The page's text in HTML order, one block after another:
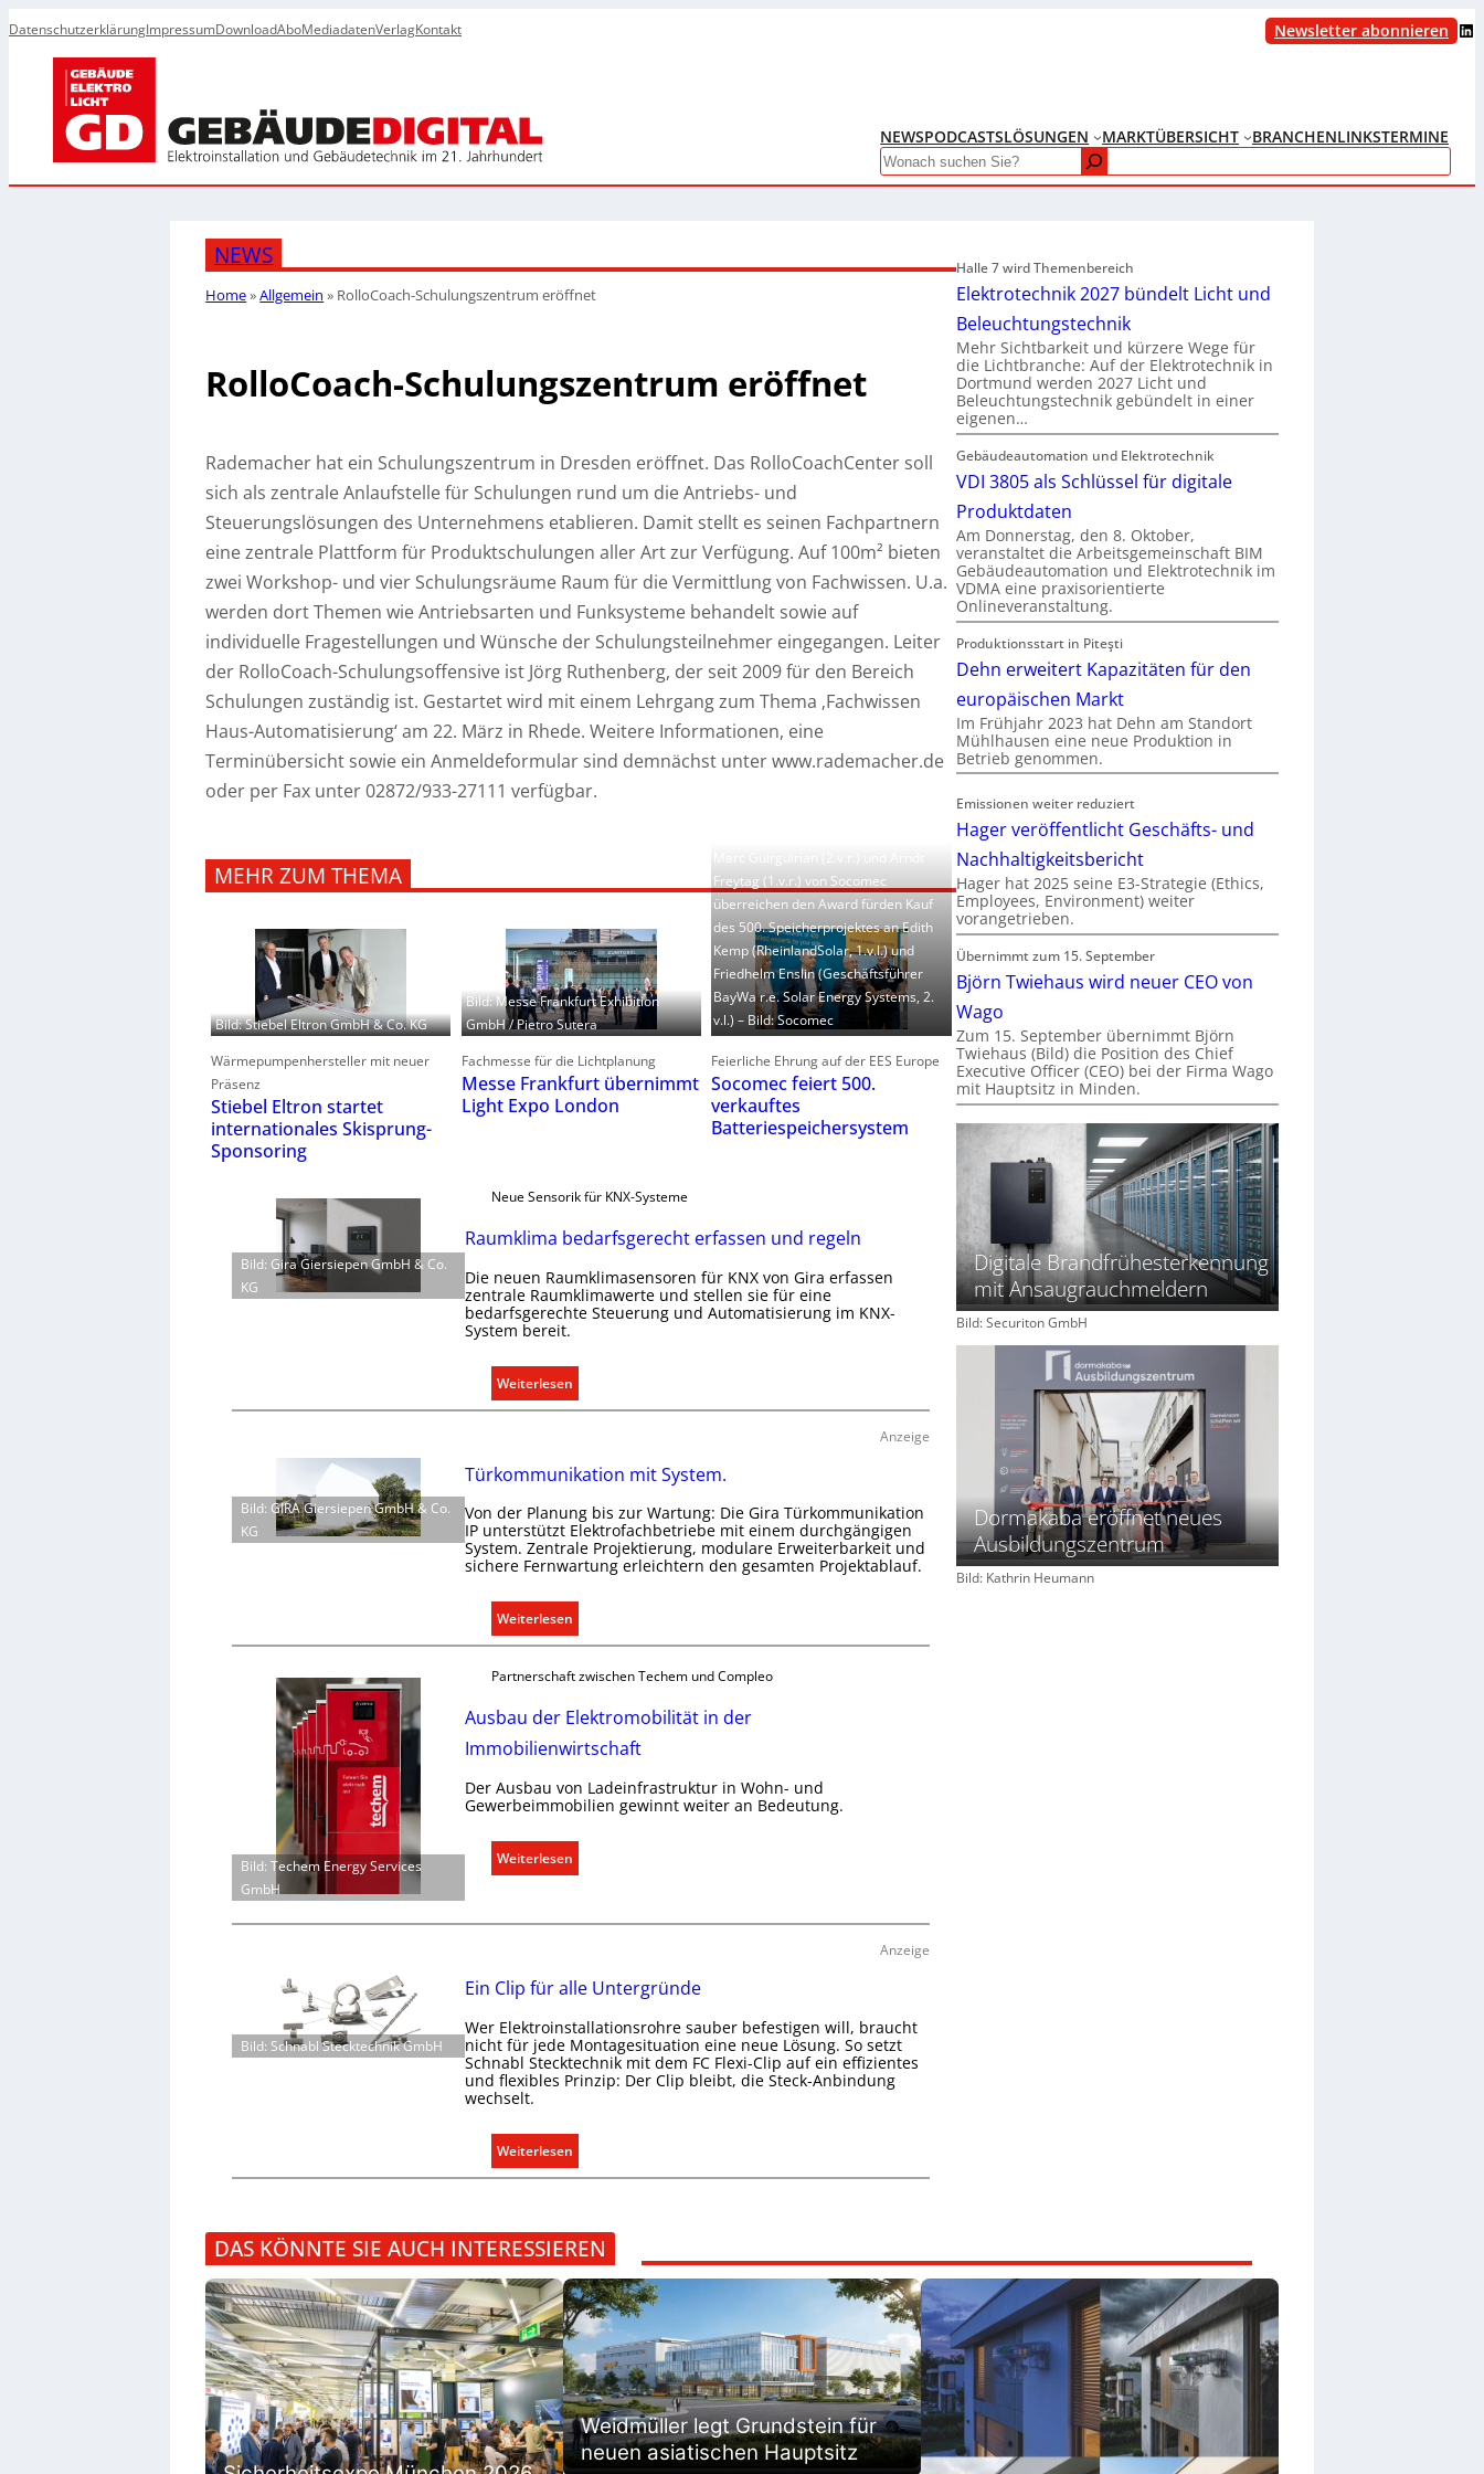
DatenschutzerklärungImpressumDownloadAboMediadatenVerlagKontakt Newsletter abonnieren LinkedIn
NEWSPODCASTSLÖSUNGEN MARKTÜBERSICHT BRANCHENLINKSTERMINE
Search
NEWS
Home»Allgemein » RolloCoach-Schulungszentrum eröffnet
RolloCoach-Schulungszentrum eröffnet
Rademacher hat ein Schulungszentrum in Dresden eröffnet. Das RolloCoachCenter soll
sich als zentrale Anlaufstelle für Schulungen rund um die Antriebs- und
Steuerungslösungen des Unternehmens etablieren. Damit stellt es seinen Fach­partnern
eine zentrale Plattform für Produktschulungen aller Art zur Verfügung. Auf 100m² bieten
zwei Workshop- und vier Schulungsräume Raum für die Vermittlung von Fachwissen. U.a.
werden dort Themen wie Antriebsarten und Funksysteme behandelt sowie auf
individuelle Fragestellungen und Wünsche der Schulungsteilnehmer eingegangen. Leiter
der RolloCoach-Schulungsoffensive ist Jörg Ruthenberg, der seit 2009 für den Bereich
Schulungen zuständig ist. Gestartet wird mit einem Lehrgang zum Thema ‚Fachwissen
Haus-Automatisierung‘ am 22. März in Rhede. Weitere Informationen, eine
Terminübersicht sowie ein Anmeldeformular sind demnächst unter www.rademacher.de
oder per Fax unter 02872/933-27111 verfügbar.
MEHR ZUM THEMA
Bild: Stiebel Eltron GmbH & Co. KG
Wärmepumpenhersteller mit neuer
Präsenz
Stiebel Eltron startet
internationales Skisprung-
Sponsoring
Bild: Messe Frankfurt Exhibition
GmbH / Pietro Sutera
Fachmesse für die Lichtplanung
Messe Frankfurt übernimmt
Light Expo London
Freytag (1.v.r.) von Socomec
überreichen den Award fürden Kauf
des 500. Speicherprojektes an Edith
Kemp (RheinlandSolar, 1.v.l.) und
Friedhelm Enslin (Geschäftsführer
BayWa r.e. Solar Energy Systems, 2.
v.l.) – Bild: Socomec
Feierliche Ehrung auf der EES Europe
Socomec feiert 500.
verkauftes
Batteriespeichersystem
Bild: Gira Giersiepen GmbH & Co.
KG
Neue Sensorik für KNX-Systeme
Raumklima bedarfsgerecht erfassen und regeln
Die neuen Raumklimasensoren für KNX von Gira erfassen
zentrale Raumklimawerte und stellen sie für eine
bedarfsgerechte Steuerung und Automatisierung im KNX-
System bereit.
Weiterlesen:
R
m
l
i
m
b
e
a
r
f
s
e
e
c
f
s
s
e
n
d
g
e
l
n
Anzeige
Bild: GIRA Giersiepen GmbH & Co.
KG
Türkommunikation mit System.
Von der Planung bis zur Wartung: Die Gira Türkommunikation
IP unterstützt Elektrofachbetriebe mit einem durchgängigen
System. Zentrale Projektierung, modulare Erweiterbarkeit und
sichere Fernwartung erleichtern den gesamten Projektablauf.
Weiterlesen:
T
r
k
m
u
k
t
n
i
t
S
t
e
Bild: Techem Energy Services
GmbH
Partnerschaft zwischen Techem und Compleo
Ausbau der Elektromobilität in der
Immobilienwirtschaft
Der Ausbau von Ladeinfrastruktur in Wohn- und
Gewerbeimmobilien gewinnt weiter an Bedeutung.
Weiterlesen:
A
s
u
d
e
r
E
e
k
t
o
m
o
b
i
l
i
t
ä
t
i
Anzeige
Bild: Schnabl Stecktechnik GmbH
Ein Clip für alle Untergründe
Wer Elektroinstallationsrohre sauber befestigen will, braucht
nicht für jede Montagesituation eine neue Lösung. So setzt
Schnabl Stecktechnik mit dem FC Flexi-Clip auf ein effizientes
und flexibles Prinzip: Der Clip bleibt, die Steck-Anbindung
wechselt.
Weiterlesen:
E
C
l
i
p
f
ü
r
a
l
l
Halle 7 wird Themenbereich
Elektrotechnik 2027 bündelt Licht und
Beleuchtungstechnik
Mehr Sichtbarkeit und kürzere Wege für
die Lichtbranche: Auf der Elektrotechnik in
Dortmund werden 2027 Licht und
Beleuchtungstechnik gebündelt in einer
eigenen…
Gebäudeautomation und Elektrotechnik
VDI 3805 als Schlüssel für digitale
Produktdaten
Am Donnerstag, den 8. Oktober,
veranstaltet die Arbeitsgemeinschaft BIM
Gebäudeautomation und Elektrotechnik im
VDMA eine praxisorientierte
Onlineveranstaltung.
Produktionsstart in Piteşti
Dehn erweitert Kapazitäten für den
europäischen Markt
Im Frühjahr 2023 hat Dehn am Standort
Mühlhausen eine neue Produktion in
Betrieb genommen.
Emissionen weiter reduziert
Hager veröffentlicht Geschäfts- und
Nachhaltigkeitsbericht
Hager hat 2025 seine E3-Strategie (Ethics,
Employees, Environment) weiter
vorangetrieben.
Übernimmt zum 15. September
Björn Twiehaus wird neuer CEO von
Wago
Zum 15. September übernimmt Björn
Twiehaus (Bild) die Position des Chief
Executive Officer (CEO) bei der Firma Wago
mit Hauptsitz in Minden.
Digitale Brandfrühesterkennung
mit Ansaugrauchmeldern
Bild: Securiton GmbH
Dormakaba eröffnet neues
Ausbildungszentrum
Bild: Kathrin Heumann
DAS KÖNNTE SIE AUCH INTERESSIEREN
Weidmüller legt Grundstein für
neuen asiatischen Hauptsitz